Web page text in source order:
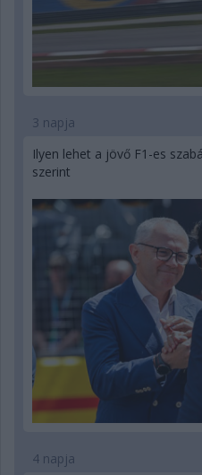
3 napja
Ilyen lehet a jövő F1-es
szerint
4 napja